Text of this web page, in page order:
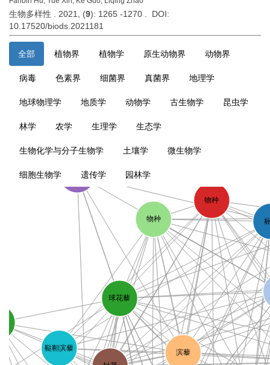
生物多样性 . 2021, (9): 1265 -1270 . DOI:
10.17520/biods.2021181
全部 植物界 植物学 原生动物界 动物界
病毒 色素界 细菌界 真菌界 地理学
地球物理学 地质学 动物学 古生物学 昆虫学
林学 农学 生理学 生态学
生物化学与分子生物学 土壤学 微生物学
细胞生物学 遗传学 园林学
滨藜
球花藜
物种
物种
种子
鞑靼滨藜